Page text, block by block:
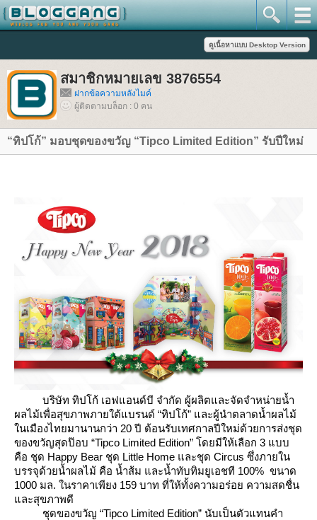
สมาชิกหมายเลข 3876554
ฝากข้อความหลังไมค์
ผู้ติดตามบล็อก : 0 คน
“ทิปโก้” มอบชุดของขวัญ “Tipco Limited Edition” รับปีใหม่
บริษัท ทิปโก้ เอฟแอนด์บี จำกัด ผู้ผลิตและจัดจำหน่ายน้ำ
ผลไม้เพื่อสุขภาพภายใต้แบรนด์ “ทิปโก้” และผู้นำตลาดน้ำผลไม้
นเมืองไทยมานานกว่า 20 ปี ต้อนรับเทศกาลปีใหม่ด้วยการส่งชุด
ของขวัญสุดป๊อบ “Tipco Limited Edition” โดยมีให้เลือก 3 แบบ
คือ ชุด Happy Bear ชุด Little Home และชุด Circus ซึ่งภายใน
บรรจุด้วยน้ำผลไม้ คือ น้ำส้ม และน้ำทับทิมยูเอชที 100% ขนาด
1000 มล. ในราคาเพียง 159 บาท ที่ให้ทั้งความอร่อย ความสดชื่น
ละสุขภาพดี
ชุดของขวัญ “Tipco Limited Edition” นับเป็นตัวแทนคำ